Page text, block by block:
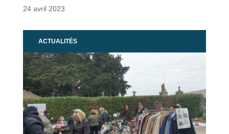
24 avril 2023
ACTUALITÉS